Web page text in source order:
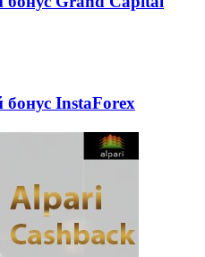
бонус InstaForex